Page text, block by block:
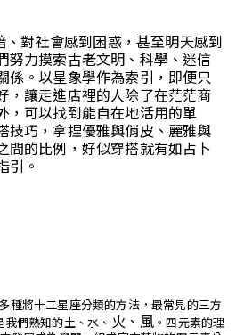
對社會感到困惑，甚至明天感到
努力摸索古老文明、科學、迷信
係。以星象學作為索引，即便只
，讓走進店裡的人除了在茫茫商
，可以找到能自在地活用的單
技巧，拿捏優雅與俏皮、麗雅與
間的比例，好似穿搭就有如占卜
引。
種將十二星座分類的方法，最常見的三方
們熟知的土、水、 火、風 。四元素的理